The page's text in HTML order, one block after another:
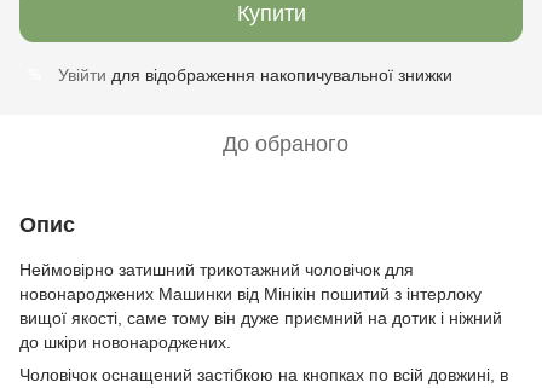
Купити
Увійти для відображення накопичувальної знижки
До обраного
Опис
Неймовірно затишний трикотажний чоловічок для
новонароджених Машинки від Мінікін пошитий з інтерлоку
вищої якості, саме тому він дуже приємний на дотик і ніжний
до шкіри новонароджених.
Чоловічок оснащений застібкою на кнопках по всій довжині, в